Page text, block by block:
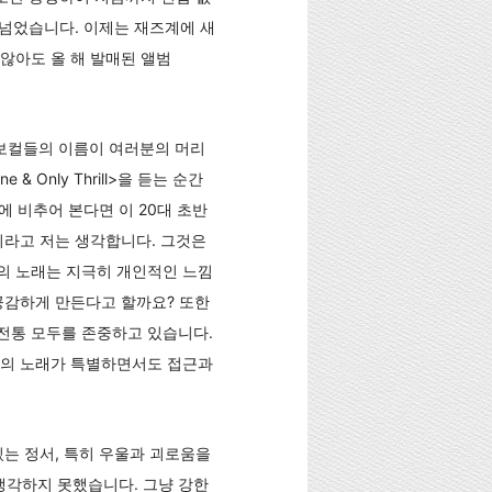
었습니다. 이제는 재즈계에 새
아도 올 해 발매된 앨범
들의 이름이 여러분의 머리
& Only Thrill>을 듣는 순간
비추어 본다면 이 20대 초반
고 저는 생각합니다. 그것은
노래는 지극히 개인적인 느낌
하게 만든다고 할까요? 또한
통 모두를 존중하고 있습니다.
노래가 특별하면서도 접근과
정서, 특히 우울과 괴로움을
하지 못했습니다. 그냥 강한